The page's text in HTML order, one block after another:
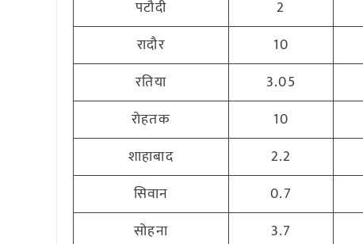
पटौदी
2
रादौर
10
रतिया
3.05
रोहतक
10
शाहाबाद
2.2
सिवान
0.7
सोहना
3.7